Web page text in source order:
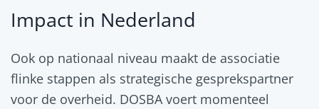
Impact in Nederland
Ook op nationaal niveau maakt de associatie
flinke stappen als strategische gesprekspartner
voor de overheid. DOSBA voert momenteel